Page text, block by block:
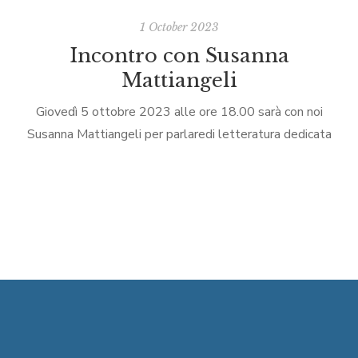
1 October 2023
Incontro con Susanna
Mattiangeli
Giovedì 5 ottobre 2023 alle ore 18.00 sarà con noi
Susanna Mattiangeli per parlaredi letteratura dedicata